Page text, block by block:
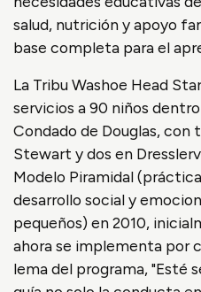
salud, nutrición y apoyo
base completa para el
La Tribu Washoe Head
servicios a 90 niños
Condado de Douglas, con
Stewart y dos en
Modelo Piramidal
desarrollo social y
pequeños) en 2010,
ahora se implementa por
lema del programa, "Esté